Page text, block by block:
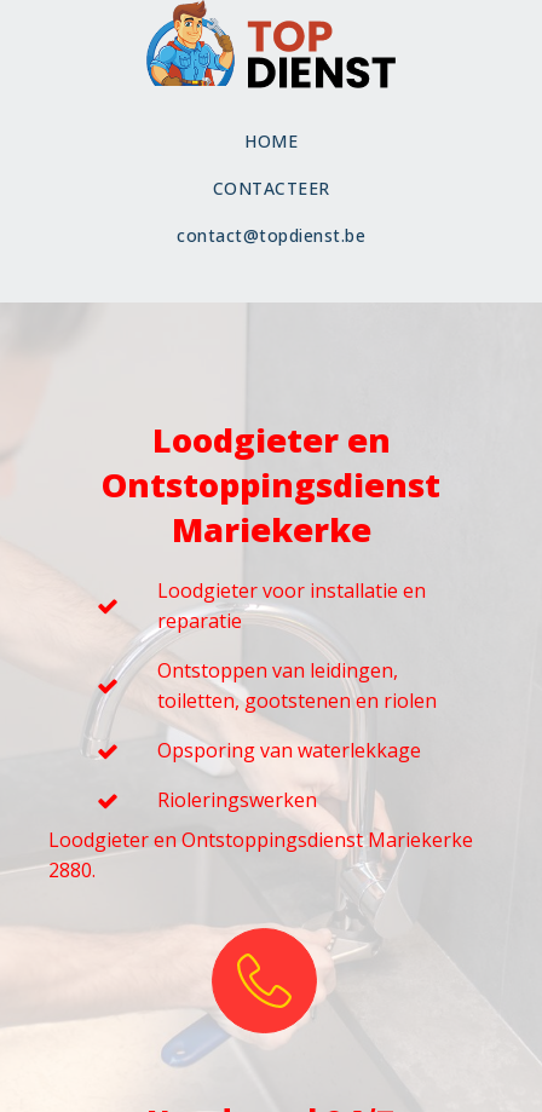
HOME
CONTACTEER
contact@topdienst.be
Loodgieter en
Ontstoppingsdienst
Mariekerke
Loodgieter voor installatie en
reparatie
Ontstoppen van leidingen,
toiletten, gootstenen en riolen
Opsporing van waterlekkage
Rioleringswerken
Loodgieter en Ontstoppingsdienst Mariekerke
2880.